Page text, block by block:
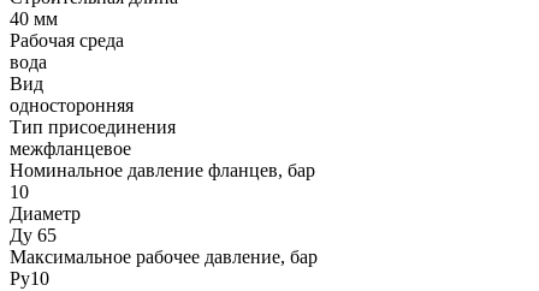
40 мм
Рабочая среда
вода
Вид
односторонняя
Тип присоединения
межфланцевое
Номинальное давление фланцев, бар
10
Диаметр
Ду 65
Максимальное рабочее давление, бар
Ру10